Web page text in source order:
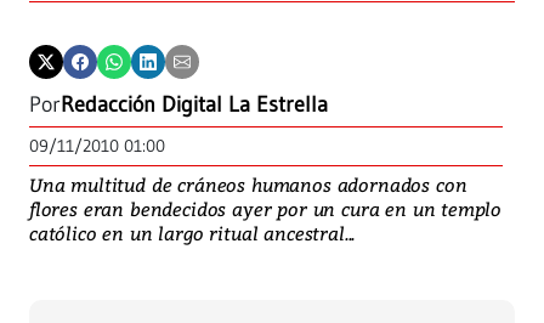
PorRedacción Digital La Estrella
09/11/2010 01:00
Una multitud de cráneos humanos adornados con
flores eran bendecidos ayer por un cura en un templo
católico en un largo ritual ancestral...